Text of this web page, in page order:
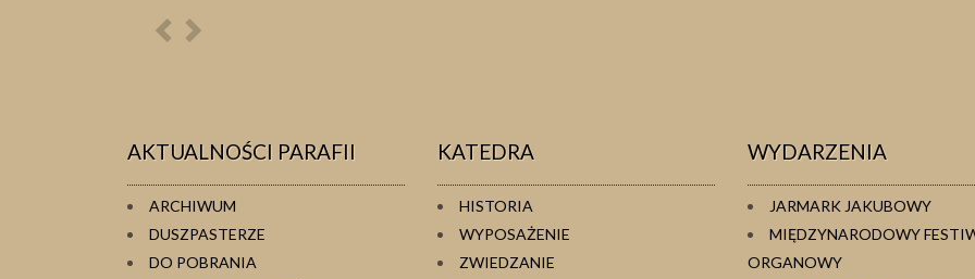
Poprzednia
AKTUALNOŚCI PARAFII
ARCHIWUM
DUSZPASTERZE
DO POBRANIA
KATEDRA
HISTORIA
WYPOSAŻENIE
ZWIEDZANIE
WYDARZENIA
JARMARK JAKUBOWY
MIĘDZYNARODOWY
ORGANOWY